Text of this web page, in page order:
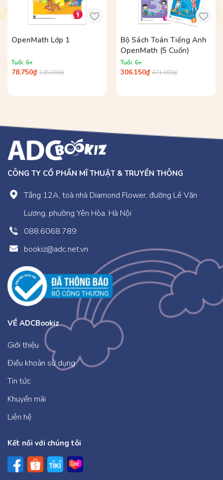
OpenMath Lớp 1
Tuổi: 6+
78.750₫ 105.000₫
Bộ Sách Toán Tiếng Anh
OpenMath (5 Cuốn)
Tuổi: 6+
306.150₫ 471.000₫
CÔNG TY CỔ PHẦN MĨ THUẬT & TRUYỀN THÔNG
Tầng 12A, toà nhà Diamond Flower, đường Lê Văn
Lương, phường Yên Hòa, Hà Nội
088.6068.789
bookiz@adc.net.vn
VỀ ADCBookiz
Giới thiệu
Điều khoản sử dụng
Tin tức
Khuyến mãi
Liên hệ
Kết nối với chúng tôi